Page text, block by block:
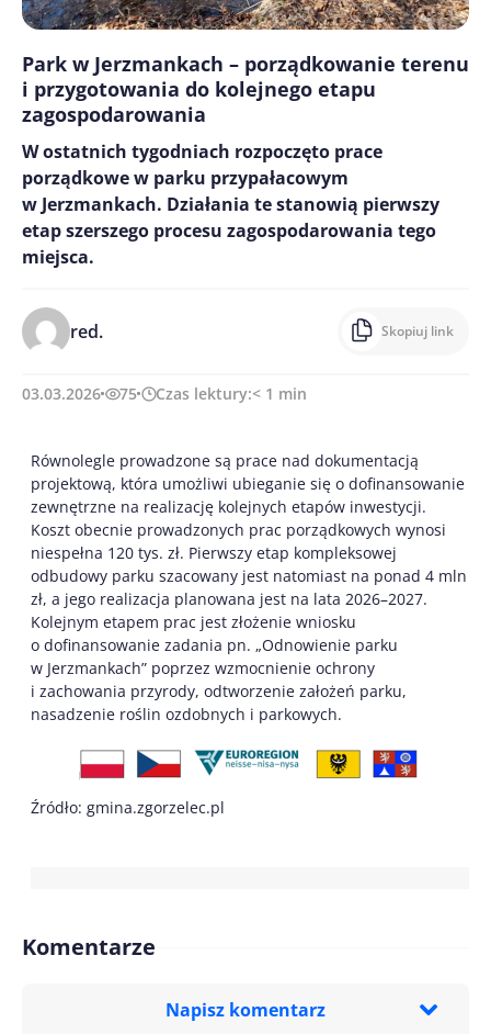
Park w Jerzmankach – porządkowanie terenu
i przygotowania do kolejnego etapu
zagospodarowania
W ostatnich tygodniach rozpoczęto prace
porządkowe w parku przypałacowym
w Jerzmankach. Działania te stanowią pierwszy
etap szerszego procesu zagospodarowania tego
miejsca.
red. Skopiuj link
03.03.2026 75 Czas lektury:< 1 min
Równolegle prowadzone są prace nad dokumentacją
projektową, która umożliwi ubieganie się o dofinansowanie
zewnętrzne na realizację kolejnych etapów inwestycji.
Koszt obecnie prowadzonych prac porządkowych wynosi
niespełna 120 tys. zł. Pierwszy etap kompleksowej
odbudowy parku szacowany jest natomiast na ponad 4 mln
zł, a jego realizacja planowana jest na lata 2026–2027.
Kolejnym etapem prac jest złożenie wniosku
o dofinansowanie zadania pn. „Odnowienie parku
w Jerzmankach” poprzez wzmocnienie ochrony
i zachowania przyrody, odtworzenie założeń parku,
nasadzenie roślin ozdobnych i parkowych.
Źródło: gmina.zgorzelec.pl
Komentarze
Napisz komentarz